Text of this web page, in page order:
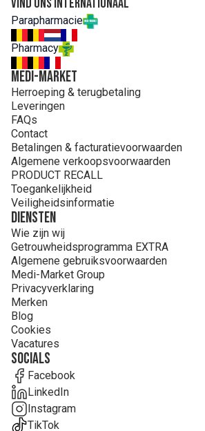
GLYCERYL OLEATE. HYDROGENATED
GLYCERIDES CITRATE. LAURIC ACID.
OENOTHERA BIENNIS (EVENING
(OENOTHERA BIENNIS OIL). PEG-12
DIOLEATE. PROPYLENE GLYCOL.
SODIUM CHLORIDE. SODIUM
LAUROYL METHYL ISETHIONATE.
ISETHIONATE. TOCOPHEROL.
ETHYLENEDIAMINE DISUCCINATE
Vind ons internationaal
Parapharmacie
Pharmacy
MEDI-MARKET
Herroeping & terugbetaling
Leveringen
FAQs
Contact
Betalingen & facturatievoorwaarden
Algemene verkoopsvoorwaarden
PRODUCT RECALL
Toegankelijkheid
Veiligheidsinformatie
Diensten
Wie zijn wij
Getrouwheidsprogramma EXTRA
Algemene gebruiksvoorwaarden
Medi-Market Group
Privacyverklaring
Merken
Blog
Cookies
Vacatures
Socials
Facebook
LinkedIn
Instagram
TikTok